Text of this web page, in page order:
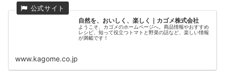
自然を、おいしく、楽しく｜カゴメ株式会社
ようこそ、カゴメのホームページへ。商品情報やおすすめ
レシピ、知って役立つトマトと野菜の話など、楽しい情報
が満載です！
www.kagome.co.jp